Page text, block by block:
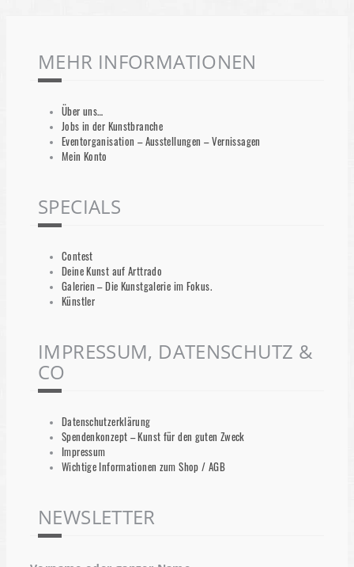
MEHR INFORMATIONEN
Über uns…
Jobs in der Kunstbranche
Eventorganisation – Ausstellungen – Vernissagen
Mein Konto
SPECIALS
Contest
Deine Kunst auf Arttrado
Galerien – Die Kunstgalerie im Fokus.
Künstler
IMPRESSUM, DATENSCHUTZ &
CO
Datenschutzerklärung
Spendenkonzept – Kunst für den guten Zweck
Impressum
Wichtige Informationen zum Shop / AGB
NEWSLETTER